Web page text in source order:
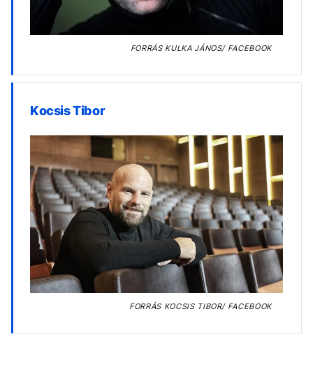
FORRÁSKULKA JÁNOS/ FACEBOOK
Kocsis Tibor
FORRÁS KOCSIS TIBOR/ FACEBOOK